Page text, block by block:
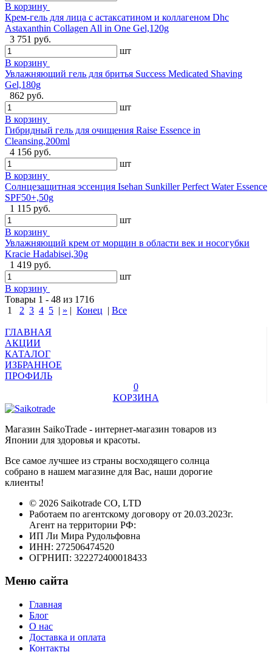
В корзину
Крем-гель для лица с астаксатином и коллагеном Dhc
Astaxanthin Collagen All in One Gel,120g
3 751 руб.
шт
В корзину
Увлажняющий гель для бритья Success Medicated Shaving
Gel,180g
862 руб.
шт
В корзину
Гибридный гель для очищения Raise Essence in
Cleansing,200ml
4 156 руб.
шт
В корзину
Солнцезащитная эссенция Isehan Sunkiller Perfect Water Essence
SPF50+,50g
1 115 руб.
шт
В корзину
Увлажняющий крем от морщин в области век и носогубки
Kracie Hadabisei,30g
1 419 руб.
шт
В корзину
Товары 1 - 48 из 1716
1
2 3 4 5 | » | Конец | Все
ГЛАВНАЯ
АКЦИИ
КАТАЛОГ
ИЗБРАННОЕ
ПРОФИЛЬ
0
КОРЗИНА
Магазин SaikoTrade - интернет-магазин товаров из
Японии для здоровья и красоты.
Все самое лучшее из страны восходящего солнца
собрано в нашем магазине для Вас, наши дорогие
клиенты!
© 2026 Saikotrade CO, LTD
Работаем по агентскому договору от 20.03.2023г.
Агент на территории РФ:
ИП Ли Мира Рудольфовна
ИНН: 272506474520
ОГРНИП: 322272400018433
Меню сайта
Главная
Блог
О нас
Доставка и оплата
Контакты